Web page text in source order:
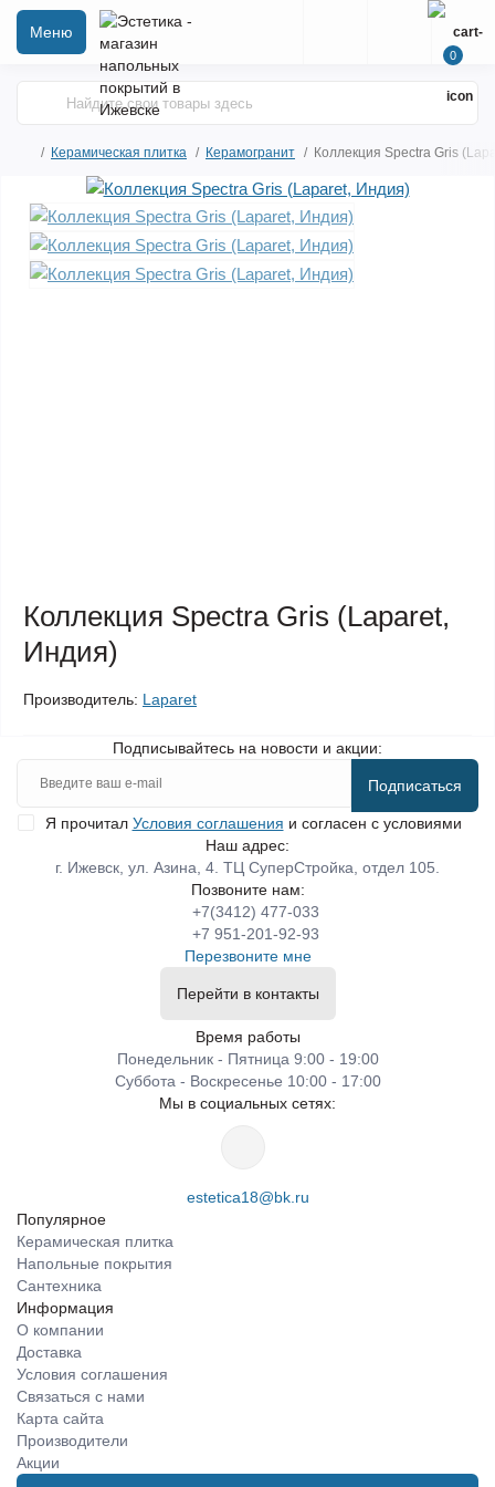
Меню
0
Керамическая плитка Керамогранит Коллекция Spectra Gris
Коллекция Spectra Gris (Laparet,
Индия)
Производитель: Laparet
Подписывайтесь на новости и акции:
Подписаться
Я прочитал Условия соглашения и согласен с условиями
Наш адрес:
г. Ижевск, ул. Азина, 4. ТЦ СуперСтройка, отдел 105.
Позвоните нам:
+7(3412) 477-033
+7 951-201-92-93
Перезвоните мне
Перейти в контакты
Время работы
Понедельник - Пятница 9:00 - 19:00
Суббота - Воскресенье 10:00 - 17:00
Мы в социальных сетях:
estetica18@bk.ru
Популярное
Керамическая плитка
Напольные покрытия
Сантехника
Информация
О компании
Доставка
Условия соглашения
Связаться с нами
Карта сайта
Производители
Акции